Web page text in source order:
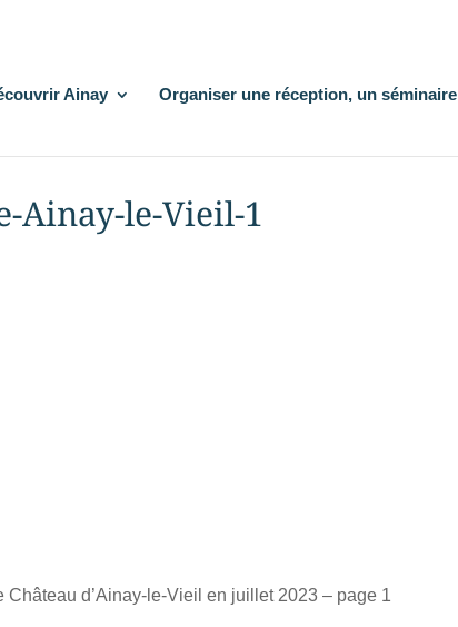
Ainay Organiser une réception, un séminaire
Ainay-le-Vieil-1
d’Ainay-le-Vieil en juillet 2023 – page 1